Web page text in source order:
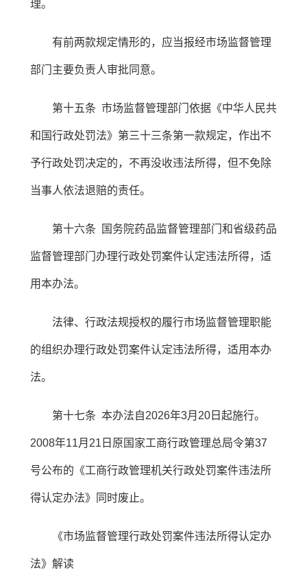
理。
有前两款规定情形的，应当报经市场监督管理
部门主要负责人审批同意。
第十五条 市场监督管理部门依据《中华人民共
和国行政处罚法》第三十三条第一款规定，作出不
予行政处罚决定的，不再没收违法所得，但不免除
当事人依法退赔的责任。
第十六条 国务院药品监督管理部门和省级药品
监督管理部门办理行政处罚案件认定违法所得，适
用本办法。
法律、行政法规授权的履行市场监督管理职能
的组织办理行政处罚案件认定违法所得，适用本办
法。
第十七条 本办法自2026年3月20日起施行。
2008年11月21日原国家工商行政管理总局令第37
号公布的《工商行政管理机关行政处罚案件违法所
得认定办法》同时废止。
《市场监督管理行政处罚案件违法所得认定办
法》解读